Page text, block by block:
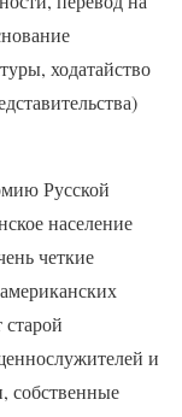
ходатайство
Русской
население
четкие
старой
и
собственные